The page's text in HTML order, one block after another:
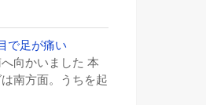
で足が痛い
向かいました 本
南方面。うちを起